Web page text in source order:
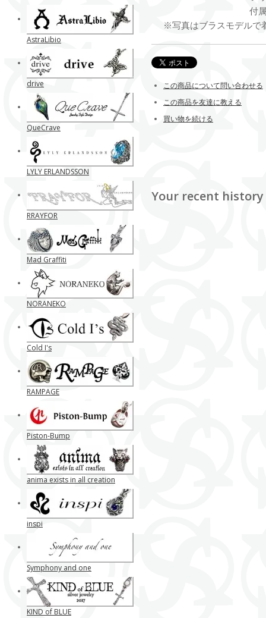
付
※写真はブラスモデルで
この商品について問い合わせる
この商品を友達に教える
買い物を続ける
Your recent history
AstraLibio
drive
QueCrave
LYLY ERLANDSSON
RRAYFOR
Mad Graffiti
NORANEKO
Cold I's
RAMPAGE
Piston-Bump
anima exists in all creation
inspi
Symphony and one
KIND of BLUE